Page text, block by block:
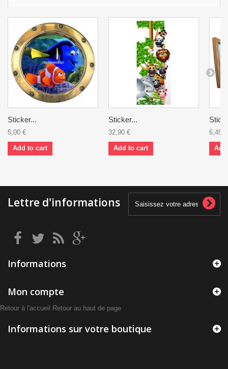
Sticker...
5,00 €
Add to cart
Sticker...
32,90 €
Add to cart
6,45 €
Lettre d'informations
Informations
Mon compte
Retour à l'accueil Retour au haut de page
Informations sur votre boutique